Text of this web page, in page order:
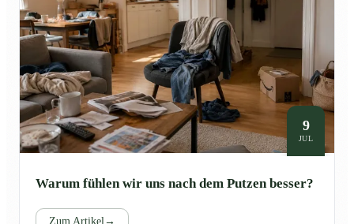
9
JUL
Warum fühlen wir uns nach dem Putzen besser?
Zum Artikel →